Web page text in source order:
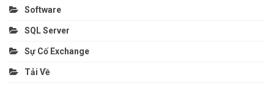
Software
SQL Server
Sự Cố Exchange
Tải Về